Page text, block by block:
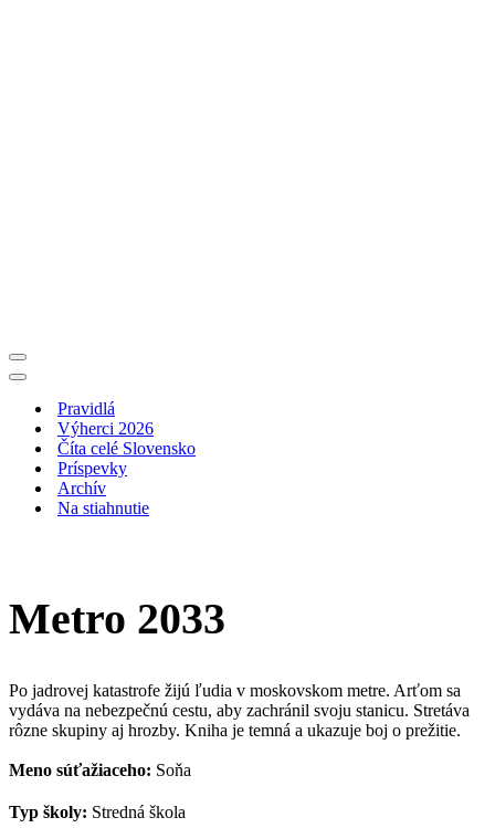
Menu
navigácie
Menu
navigáciePravidlá
Výherci 2026
Číta celé Slovensko
Príspevky
Archív
Na stiahnutie
Metro 2033
Po jadrovej katastrofe žijú ľudia v moskovskom metre. Arťom sa
vydáva na nebezpečnú cestu, aby zachránil svoju stanicu. Stretáva
rôzne skupiny aj hrozby. Kniha je temná a ukazuje boj o prežitie.
Meno súťažiaceho: Soňa
Typ školy: Stredná škola